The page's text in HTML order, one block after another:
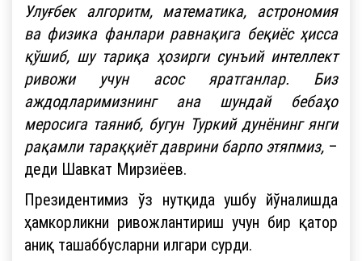
Улуғбек алгоритм, математика, астрономия
ва физика фанлари равнақига беқиёс ҳисса
қўшиб, шу тариқа ҳозирги сунъий интеллект
ривожи учун асос яратганлар. Биз
аждодларимизнинг ана шундай бебаҳо
меросига таяниб, бугун Туркий дунёнинг янги
рақамли тараққиёт даврини барпо этяпмиз, –
деди Шавкат Мирзиёев.
Президентимиз ўз нутқида ушбу йўналишда
ҳамкорликни ривожлантириш учун бир қатор
аниқ ташаббусларни илгари сурди.